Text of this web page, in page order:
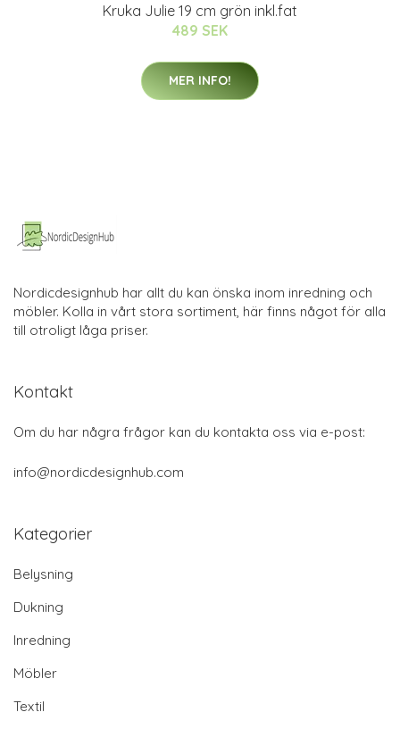
Kruka Julie 19 cm grön inkl.fat
489 SEK
MER INFO!
Nordicdesignhub har allt du kan önska inom inredning och
möbler. Kolla in vårt stora sortiment, här finns något för alla
till otroligt låga priser.
Kontakt
Om du har några frågor kan du kontakta oss via e-post:
info@nordicdesignhub.com
Kategorier
Belysning
Dukning
Inredning
Möbler
Textil